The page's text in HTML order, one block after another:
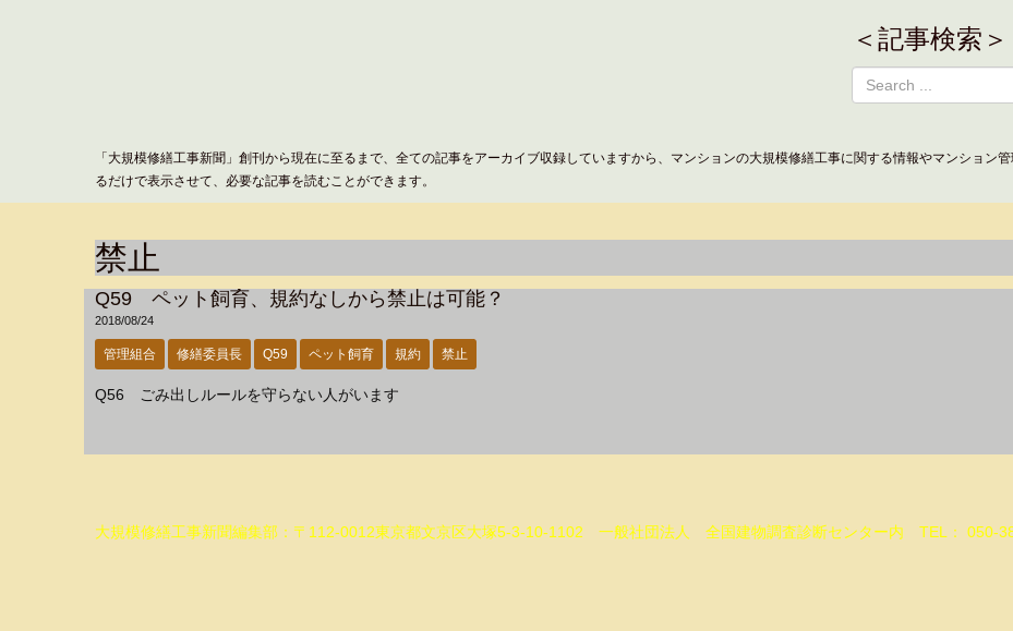
＜記事検索＞
「大規模修繕工事新聞」創刊から現在に至るまで、全ての記事をアーカイブ収録していますから、マンションの大規模修繕工事に関する情報やマンション
るだけで表示させて、必要な記事を読むことができます。
禁止
Q59 ペット飼育、規約なしから禁止は可能？
2018/08/24
管理組合 修繕委員長 Q59 ペット飼育 規約 禁止
Q56 ごみ出しルールを守らない人がいます
大規模修繕工事新聞編集部：〒112-0012東京都文京区大塚5-3-10-1102 一般社団法人 全国建物調査診断センター内 TEL：